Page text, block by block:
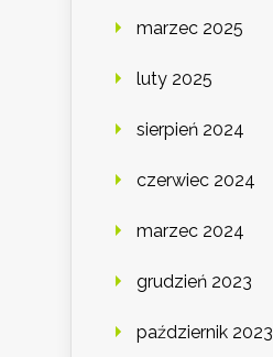
marzec 2025
luty 2025
sierpień 2024
czerwiec 2024
marzec 2024
grudzień 2023
październik 2023